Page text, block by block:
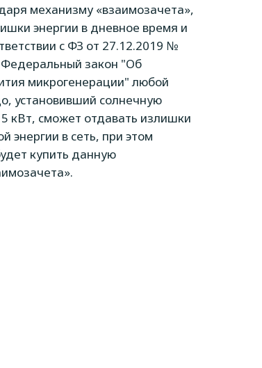
механизму «взаимозачета»,
энергии в дневное время и
с ФЗ от 27.12.2019 №
закон "Об
микрогенерации" любой
установивший солнечную
кВт, сможет отдавать излишки
энергии в сеть, при этом
купить данную